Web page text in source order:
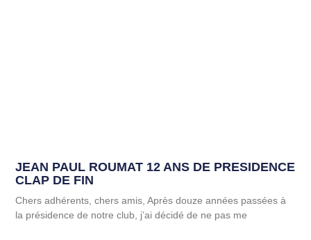
JEAN PAUL ROUMAT 12 ANS DE PRESIDENCE
CLAP DE FIN
Chers adhérents, chers amis, Après douze années passées à
la présidence de notre club, j’ai décidé de ne pas me